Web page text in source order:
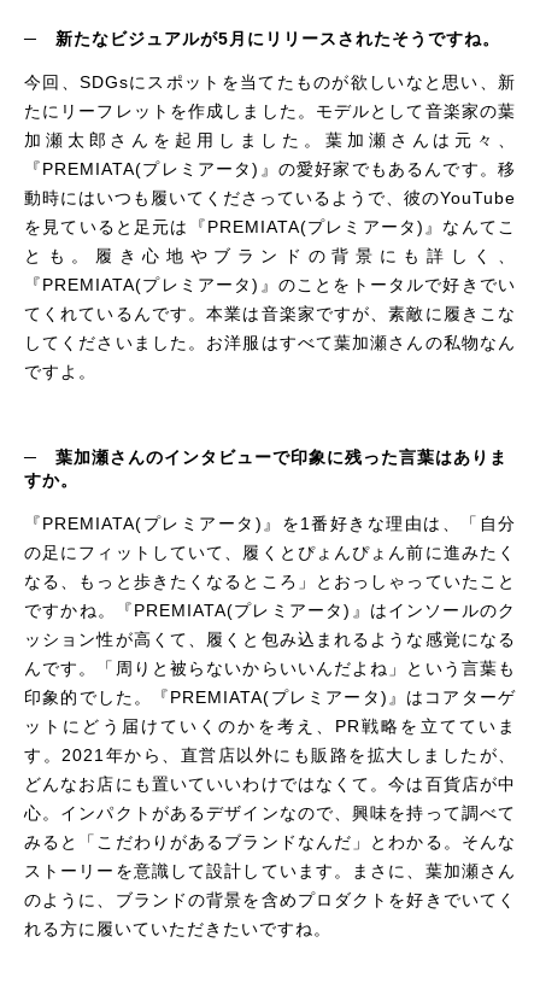
─ 新たなビジュアルが5月にリリースされたそうですね。
今回、SDGsにスポットを当てたものが欲しいなと思い、新
たにリーフレットを作成しました。モデルとして音楽家の葉
加瀬太郎さんを起用しました。葉加瀬さんは元々、
『PREMIATA(プレミアータ)』の愛好家でもあるんです。移
動時にはいつも履いてくださっているようで、彼のYouTube
を見ていると足元は『PREMIATA(プレミアータ)』なんてこ
とも。履き心地やブランドの背景にも詳しく、
『PREMIATA(プレミアータ)』のことをトータルで好きでい
てくれているんです。本業は音楽家ですが、素敵に履きこな
してくださいました。お洋服はすべて葉加瀬さんの私物なん
ですよ。
─ 葉加瀬さんのインタビューで印象に残った言葉はありま
すか。
『PREMIATA(プレミアータ)』を1番好きな理由は、「自分
の足にフィットしていて、履くとぴょんぴょん前に進みたく
なる、もっと歩きたくなるところ」とおっしゃっていたこと
ですかね。『PREMIATA(プレミアータ)』はインソールのク
ッション性が高くて、履くと包み込まれるような感覚になる
んです。「周りと被らないからいいんだよね」という言葉も
印象的でした。『PREMIATA(プレミアータ)』はコアターゲ
ットにどう届けていくのかを考え、PR戦略を立てていま
す。2021年から、直営店以外にも販路を拡大しましたが、
どんなお店にも置いていいわけではなくて。今は百貨店が中
心。インパクトがあるデザインなので、興味を持って調べて
みると「こだわりがあるブランドなんだ」とわかる。そんな
ストーリーを意識して設計しています。まさに、葉加瀬さん
のように、ブランドの背景を含めプロダクトを好きでいてく
れる方に履いていただきたいですね。